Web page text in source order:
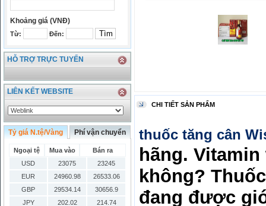
Khoảng giá (VNĐ)
Từ: Đến:
HỖ TRỢ TRỰC TUYẾN
LIÊN KẾT WEBSITE
Tỷ giá N.tệ/Vàng Phí vận chuyển
Ngoại tệ Mua vào
Bán ra
USD
23075
23245
EUR
24960.98
26533.06
GBP
29534.14
30656.9
JPY
202.02
214.74
CHI TIẾT SẢN PHẨM
thuốc tăng cân
hãng.
không?
đang được